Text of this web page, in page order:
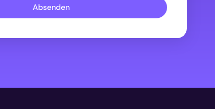
Absenden